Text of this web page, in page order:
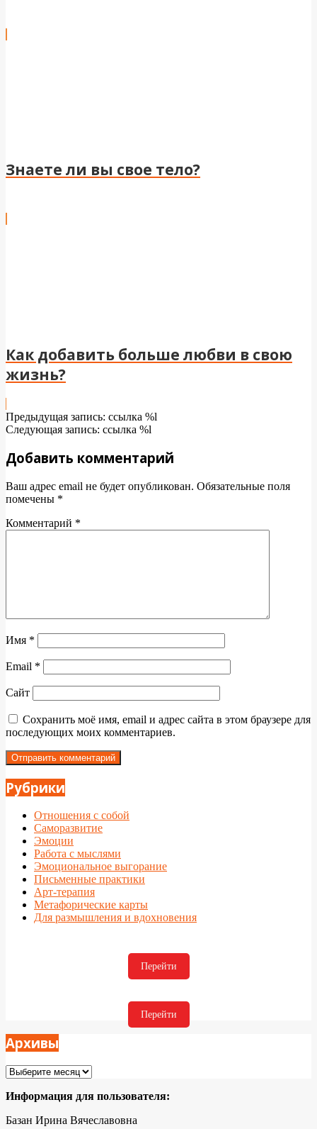
Знаете ли вы свое тело?
Как добавить больше любви в свою
жизнь?
2024-
05-
Предыдущая запись: ссылка %l
Следующая запись: ссылка %l
Добавить комментарий
Ваш адрес email не будет опубликован. Обязательные поля
помечены *
Комментарий *
Имя *
Email *
Сайт
Сохранить моё имя, email и адрес сайта в этом браузере для
последующих моих комментариев.
Рубрики
Отношения с собой
Саморазвитие
Эмоции
Работа с мыслями
Эмоциональное выгорание
Письменные практики
Арт-терапия
Метафорические карты
Для размышления и вдохновения
Перейти
Перейти
Архивы
Архивы
Информация для пользователя:
Базан Ирина Вячеславовна